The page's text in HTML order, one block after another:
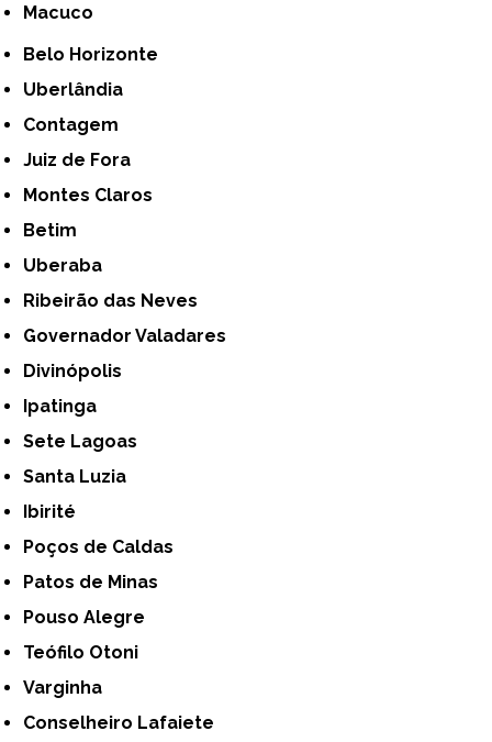
Macuco
Belo Horizonte
Uberlândia
Contagem
Juiz de Fora
Montes Claros
Betim
Uberaba
Ribeirão das Neves
Governador Valadares
Divinópolis
Ipatinga
Sete Lagoas
Santa Luzia
Ibirité
Poços de Caldas
Patos de Minas
Pouso Alegre
Teófilo Otoni
Varginha
Conselheiro Lafaiete